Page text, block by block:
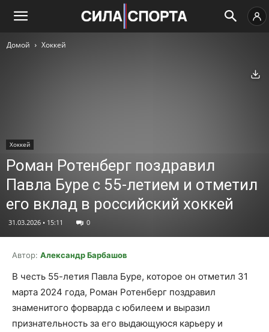
Домой Хоккей
Хоккей
Роман Ротенберг поздравил
Павла Буре с 55-летием и отметил
его вклад в российский хоккей
31.03.2026 • 15:11 0
Автор: Александр Барбашов
В честь 55-летия Павла Буре, которое он отметил 31
марта 2024 года, Роман Ротенберг поздравил
знаменитого форварда с юбилеем и выразил
признательность за его выдающуюся карьеру и